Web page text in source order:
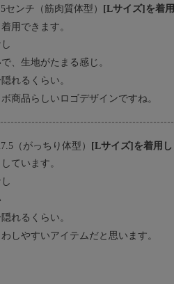
センチ（筋肉質体型） [Lサイズ]を着
用できます。
、生地がたまる感じ。
れるくらい。
ボ商品らしいロゴデザインですね。
（がっちり体型） [Lサイズ]を着用し
ています。
れるくらい。
しやすいアイテムだと思います。